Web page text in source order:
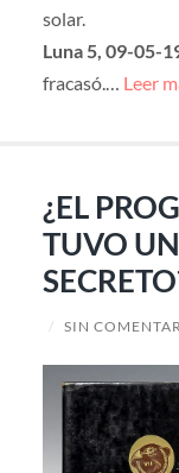
solar.
Luna 5, 09-05-
fracasó.… Leer
¿EL
TUVO
/ SIN